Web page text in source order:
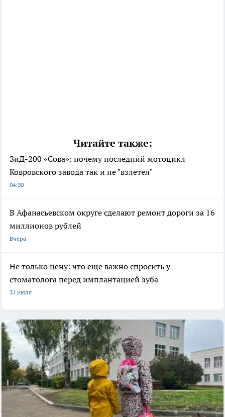
Читайте также:
ЗиД-200 «Сова»: почему последний мотоцикл
Ковровского завода так и не "взлетел"
04:30
В Афанасьевском округе сделают ремонт дороги за 16
миллионов рублей
Вчера
Не только цену: что еще важно спросить у
стоматолога перед имплантацией зуба
31 июля